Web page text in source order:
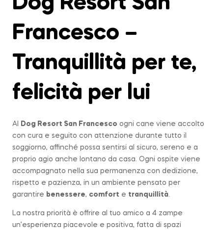
Francesco –
Tranquillità per te,
felicità per lui
Al Dog Resort San Francesco ogni cane viene accolto
con cura e seguito con attenzione durante tutto il
soggiorno, affinché possa sentirsi al sicuro, sereno e a
proprio agio anche lontano da casa. Ogni ospite viene
accompagnato nella sua permanenza con dedizione,
rispetto e pazienza, in un ambiente pensato per
garantire benessere, comfort e tranquillità
La nostra priorità è offrire al tuo amico a 4 zampe
un’esperienza piacevole e positiva, fatta di spazi